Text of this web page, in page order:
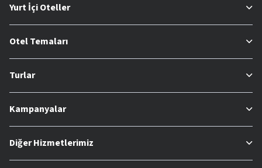
Yurt İçi Oteller
Otel Temaları
Turlar
Kampanyalar
Diğer Hizmetlerimiz